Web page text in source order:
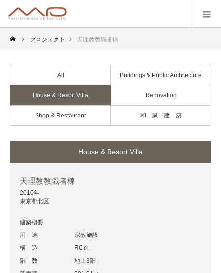
プロジェクト 天理教教職者棟
All Buildings & Public Architecture
House & Resort Villa Renovation
Shop & Restaurant 和 風 建 築
House & Resort Villa
天理教教職者棟
2010年
東京都北区
建築概要
用 途
宗教施設
構 造
RC造
階 数
地上3階